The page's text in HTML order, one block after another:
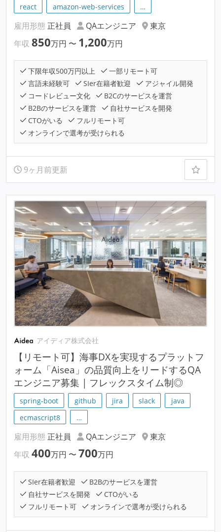
react amazon-web-services …
雇用形態 正社員 QAエンジニア
東京
年収 850万円 〜 1,200万円
下限年収500万円以上
一部リモート可
言語未経験可
SIer在籍者歓迎
アジャイル開発
コードレビュー文化
B2Cのサービスを運営
B2Bのサービスを運営
自社サービスを開発
CTOがいる
フルリモート可
オンラインで選考が受けられる
9ヶ月前更新
アイディア株式会社
【リモート可】海事DXを実現するプラットフ
ォーム「Aisea」の品質向上をリードするQA
エンジニア募集 | フレックスタイム制◎
spring-boot github jira slack
java
ecmascript8
…
雇用形態 正社員 QAエンジニア
東京
年収 400万円 〜 700万円
SIer在籍者歓迎
B2Bのサービスを運営
自社サービスを開発
CTOがいる
フルリモート可
オンラインで選考が受けられる